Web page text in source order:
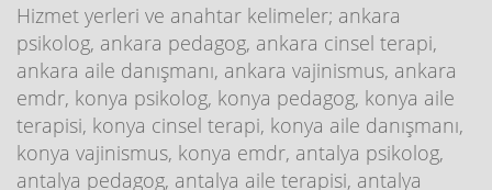
Hizmet yerleri ve anahtar kelimeler; ankara
psikolog, ankara pedagog, ankara cinsel terapi,
ankara aile danışmanı, ankara vajinismus, ankara
emdr, konya psikolog, konya pedagog, konya aile
terapisi, konya cinsel terapi, konya aile danışmanı,
konya vajinismus, konya emdr, antalya psikolog,
antalya pedagog, antalya aile terapisi, antalya